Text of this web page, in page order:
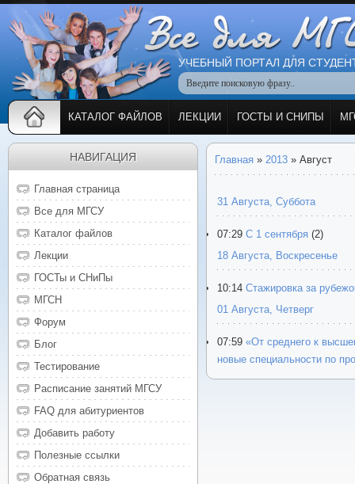
УЧЕБНЫЙ ПОРТАЛ ДЛЯ
КАТАЛОГ ФАЙЛОВ ЛЕКЦИИ ГОСТЫ И СНИПЫ
Главная » 2013 » Август
31 Августа, Суббота
07:29 С 1 сентября (2)
18 Августа, Воскресенье
10:14 Стажировка за
01 Августа, Четверг
07:59 «От среднего к
новые специальности по
НАВИГАЦИЯ
Главная страница
Все для МГСУ
Каталог файлов
Лекции
ГОСТы и СНиПы
МГСН
Форум
Блог
Тестирование
Расписание занятий МГСУ
FAQ для абитуриентов
Добавить работу
Полезные ссылки
Обратная связь